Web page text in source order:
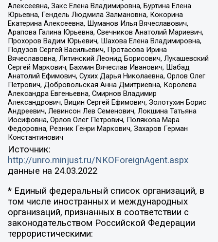
Алексеевна, Закс Елена Владимировна, Буртина Елена
Юрьевна, Гендель Людмила Залмановна, Кокорина
Екатерина Алексеевна, Шуманов Илья Вячеславович,
Арапова Галина Юрьевна, Свечников Анатолий Мариевич,
Прохоров Вадим Юрьевич, Шахова Елена Владимировна,
Подузов Сергей Васильевич, Протасова Ирина
Вячеславовна, Литинский Леонид Борисович, Лукашевский
Сергей Маркович, Бахмин Вячеслав Иванович, Шабад
Анатолий Ефимович, Сухих Дарья Николаевна, Орлов Олег
Петрович, Добровольская Анна Дмитриевна, Королева
Александра Евгеньевна, Смирнов Владимир
Александрович, Вицин Сергей Ефимович, Золотухин Борис
Андреевич, Левинсон Лев Семенович, Локшина Татьяна
Иосифовна, Орлов Олег Петрович, Полякова Мара
Федоровна, Резник Генри Маркович, Захаров Герман
Константинович
Источник:
http://unro.minjust.ru/NKOForeignAgent.aspx
данные на 24.03.2022
* Единый федеральный список организаций, в
том числе иностранных и международных
организаций, признанных в соответствии с
законодательством Российской Федерации
террористическими: